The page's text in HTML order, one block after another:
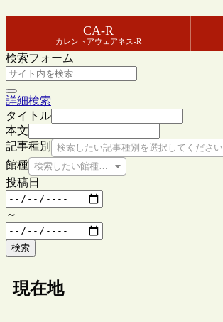
CA-R
カレントアウェアネス-R
検索フォーム
詳細検索
タイトル
本文
記事種別
検索したい記事種別を選択してください
館種 検索したい館種を選択してください
投稿日
～
検索
現在地